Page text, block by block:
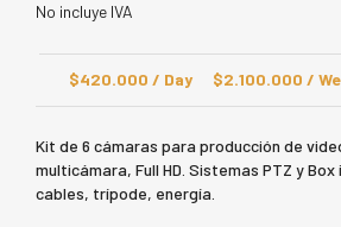
No incluye IVA
$420.000 / Day $2.100.000 /
Kit de 6 cámaras para producción de
multicámara, Full HD. Sistemas PTZ y Box
cables, trípode, energía.